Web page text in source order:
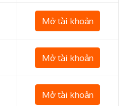
Mở tài khoản
Mở tài khoản
Mở tài khoản